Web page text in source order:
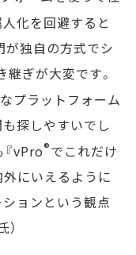
化を回避すると
が独自の方式でシ
ぎが大変です。
プラットフォーム
探しやすいでし
vPro®でこれだけ
にいえるように
ョンという観点